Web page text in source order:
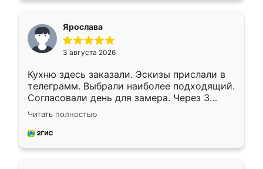
Ярослава
3 августа 2026
Кухню здесь заказали. Эскизы прислали в
телеграмм. Выбрали наиболее подходящий.
Согласовали день для замера. Через 3
недели кухня была уже готова. Остались
довольны работой. Спасибо Ренессанс
мебель за качественную работу!
Читать полностью